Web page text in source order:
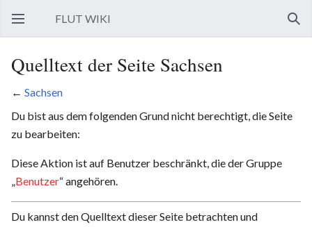
Hauptmenü öffnen
FLUT WIKI
Quelltext der Seite Sachsen
← Sachsen
Du bist aus dem folgenden Grund nicht berechtigt, die Seite
zu bearbeiten:
Diese Aktion ist auf Benutzer beschränkt, die der Gruppe
„Benutzer“ angehören.
Du kannst den Quelltext dieser Seite betrachten und